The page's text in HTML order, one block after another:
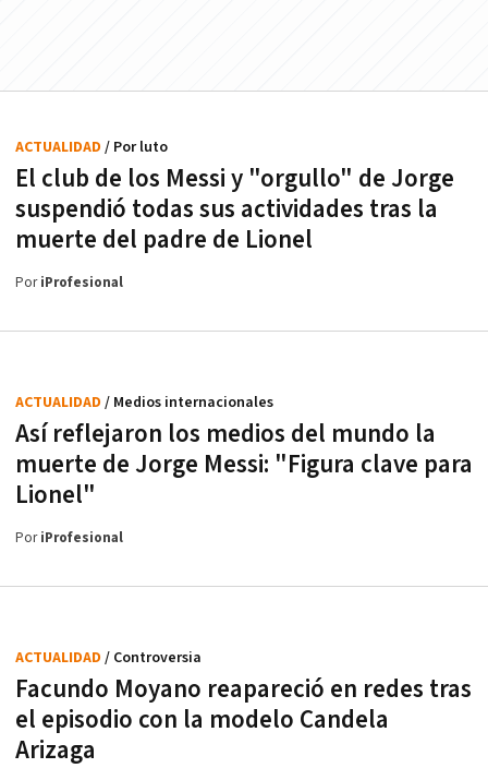
El club de los Messi y "orgullo" de Jorge
suspendió todas sus actividades tras la
muerte del padre de Lionel
ACTUALIDAD / Por luto
PoriProfesional
Así reflejaron los medios del mundo la
muerte de Jorge Messi: "Figura clave para
Lionel"
ACTUALIDAD / Medios internacionales
PoriProfesional
Facundo Moyano reapareció en redes tras
el episodio con la modelo Candela
Arizaga
ACTUALIDAD / Controversia